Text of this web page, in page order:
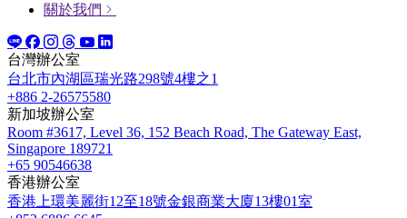
關於我們
台灣辦公室
台北市內湖區瑞光路298號4樓之1
+886 2-26575580
新加坡辦公室
Room #3617, Level 36, 152 Beach Road, The Gateway East,
Singapore 189721
+65 90546638
香港辦公室
香港上環美麗街12至18號金銀商業大廈13樓01室